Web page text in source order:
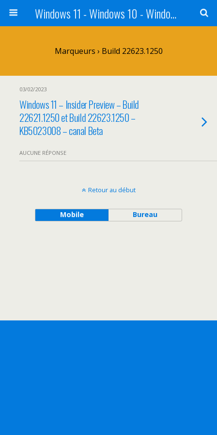
Windows 11 - Windows 10 - Windows 8 - Windows 7 - VISTA
Marqueurs › Build 22623.1250
03/02/2023
Windows 11 – Insider Preview – Build
22621.1250 et Build 22623.1250 –
KB5023008 – canal Beta
AUCUNE RÉPONSE
Retour au début
Mobile Bureau